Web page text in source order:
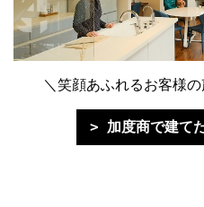
＼笑顔あふれるお客様
加度商で建て